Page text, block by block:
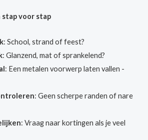
stap voor stap
: School, strand of feest?
: Glanzend, mat of sprankelend?
: Een metalen voorwerp laten vallen -
: Geen scherpe randen of nare
: Vraag naar kortingen als je veel